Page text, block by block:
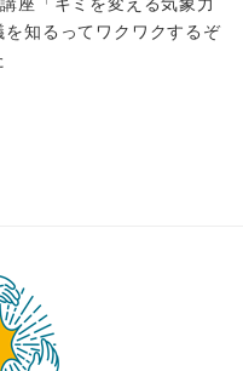
を知るってワクワクするぞ